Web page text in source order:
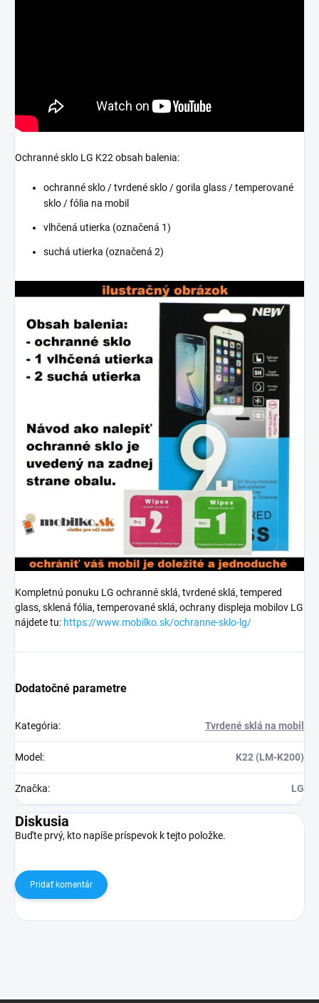
Ochranné sklo LG K22 obsah balenia:
ochranné sklo / tvrdené sklo / gorila glass / temperované
sklo / fólia na mobil
vlhčená utierka (označená 1)
suchá utierka (označená 2)
Kompletnú ponuku LG ochranné sklá, tvrdené sklá, tempered
glass, sklená fólia, temperované sklá, ochrany displeja mobilov LG
nájdete tu: https://www.mobilko.sk/ochranne-sklo-lg/
Dodatočné parametre
Kategória: Tvrdené sklá na mobil
Model : K22 (LM-K200)
Značka: LG
Diskusia
Buďte prvý, kto napíše príspevok k tejto položke.
Pridať komentár